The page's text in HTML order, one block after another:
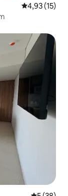
4,93 av 5 i
4,93 (15)